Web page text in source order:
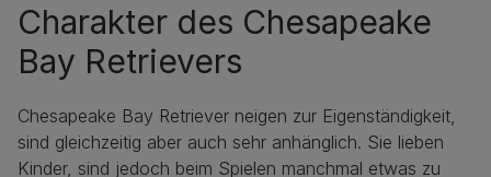
Charakter des Chesapeake
Bay Retrievers
Chesapeake Bay Retriever neigen zur Eigenständigkeit,
sind gleichzeitig aber auch sehr anhänglich. Sie lieben
Kinder, sind jedoch beim Spielen manchmal etwas zu